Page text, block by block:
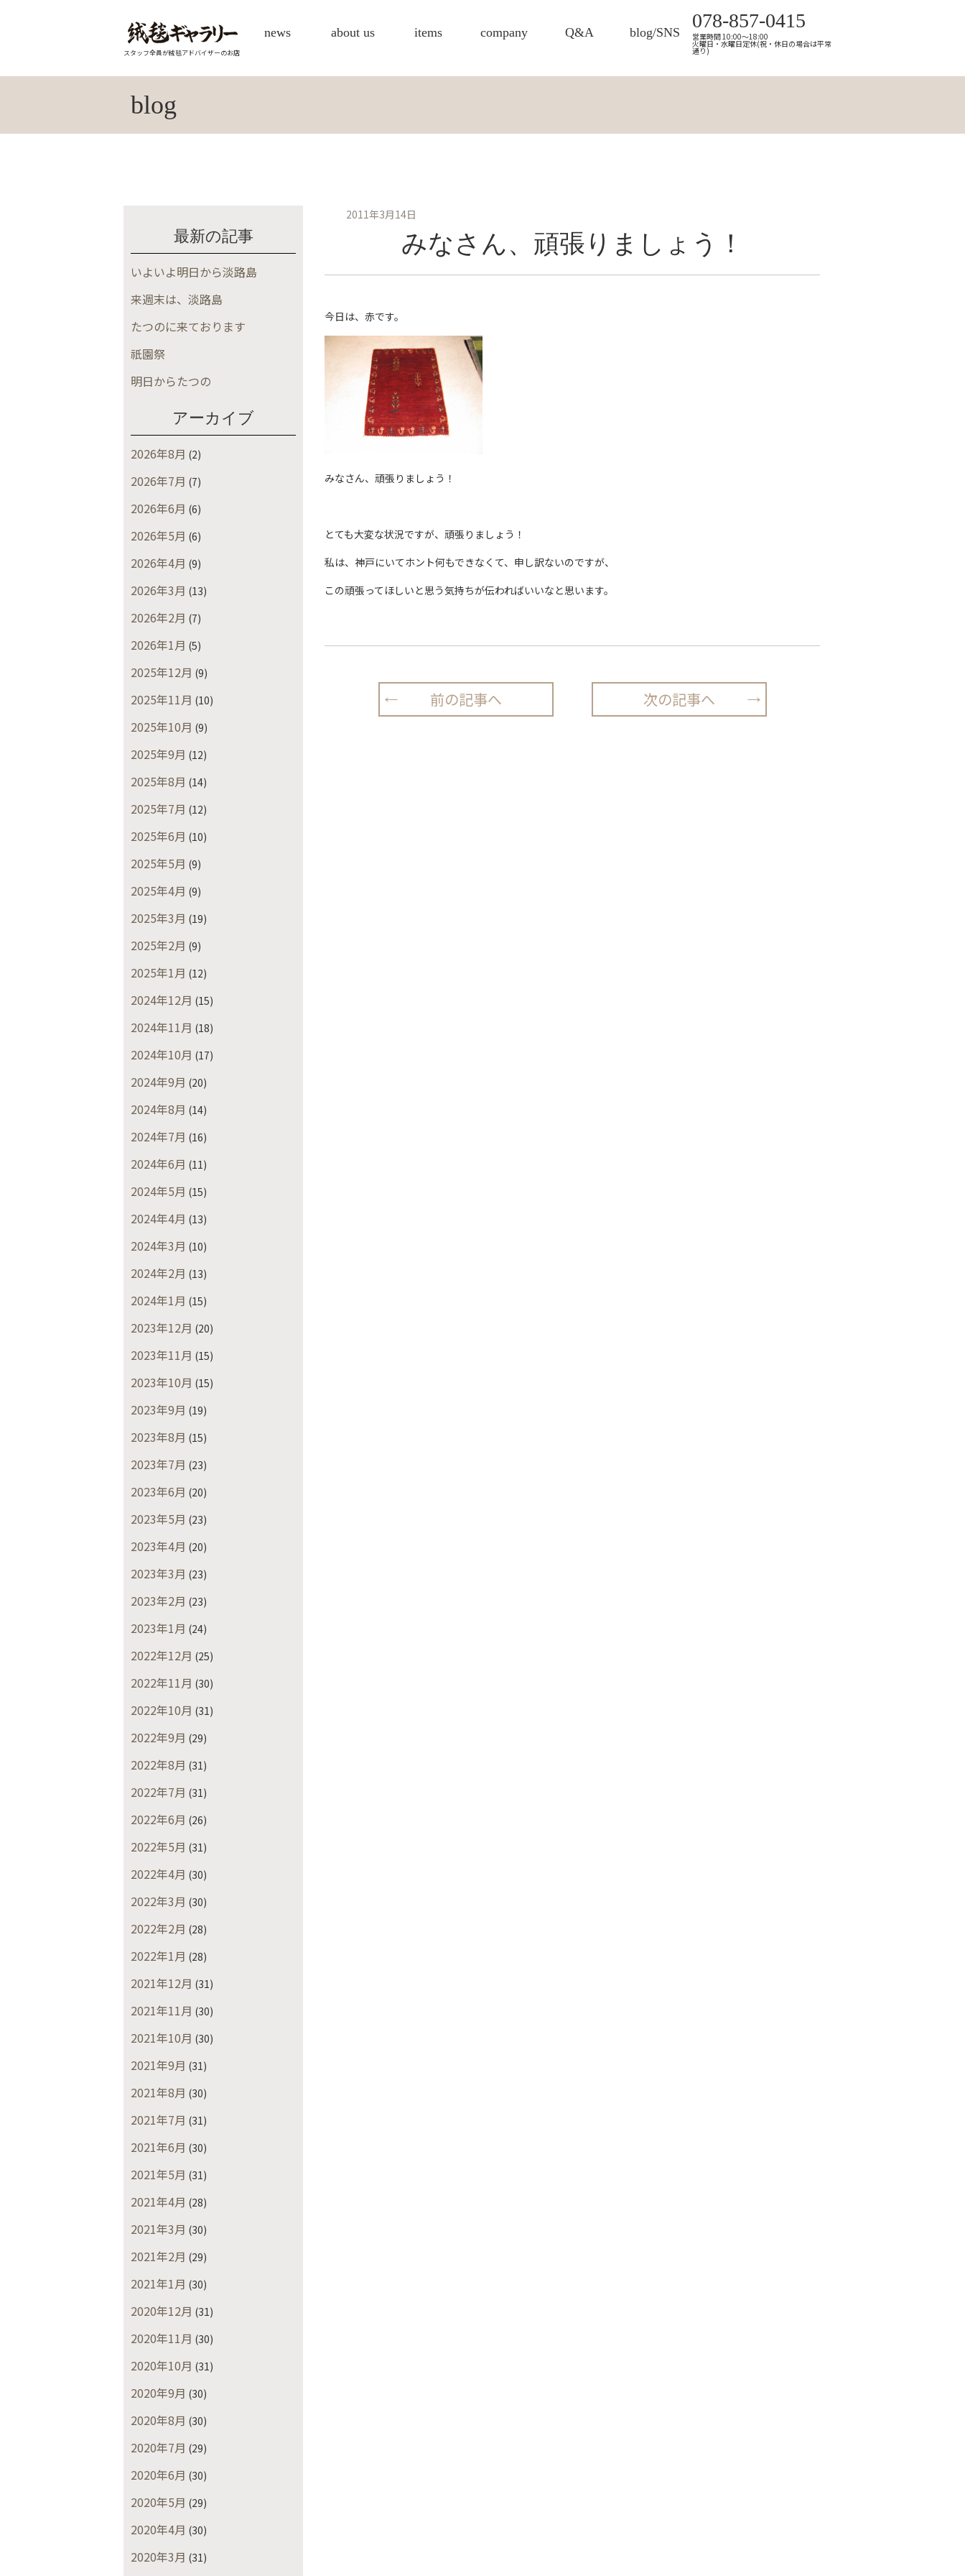
スタッフ全員が絨毯アドバイザーのお店
news about us items company Q&A blog/SNS
078-857-0415
営業時間 10:00～18:00
火曜日・水曜日定休(祝・休日の場合は平常
通り)
blog
最新の記事
いよいよ明日から淡路島
来週末は、淡路島
たつのに来ております
祇園祭
明日からたつの
アーカイブ
2026年8月 (2)
2026年7月 (7)
2026年6月 (6)
2026年5月 (6)
2026年4月 (9)
2026年3月 (13)
2026年2月 (7)
2026年1月 (5)
2025年12月 (9)
2025年11月 (10)
2025年10月 (9)
2025年9月 (12)
2025年8月 (14)
2025年7月 (12)
2025年6月 (10)
2025年5月 (9)
2025年4月 (9)
2025年3月 (19)
2025年2月 (9)
2025年1月 (12)
2024年12月 (15)
2024年11月 (18)
2024年10月 (17)
2024年9月 (20)
2024年8月 (14)
2024年7月 (16)
2024年6月 (11)
2024年5月 (15)
2024年4月 (13)
2024年3月 (10)
2024年2月 (13)
2024年1月 (15)
2023年12月 (20)
2023年11月 (15)
2023年10月 (15)
2023年9月 (19)
2023年8月 (15)
2023年7月 (23)
2023年6月 (20)
2023年5月 (23)
2023年4月 (20)
2023年3月 (23)
2023年2月 (23)
2023年1月 (24)
2022年12月 (25)
2022年11月 (30)
2022年10月 (31)
2022年9月 (29)
2022年8月 (31)
2022年7月 (31)
2022年6月 (26)
2022年5月 (31)
2022年4月 (30)
2022年3月 (30)
2022年2月 (28)
2022年1月 (28)
2021年12月 (31)
2021年11月 (30)
2021年10月 (30)
2021年9月 (31)
2021年8月 (30)
2021年7月 (31)
2021年6月 (30)
2021年5月 (31)
2021年4月 (28)
2021年3月 (30)
2021年2月 (29)
2021年1月 (30)
2020年12月 (31)
2020年11月 (30)
2020年10月 (31)
2020年9月 (30)
2020年8月 (30)
2020年7月 (29)
2020年6月 (30)
2020年5月 (29)
2020年4月 (30)
2020年3月 (31)
2011年3月14日
みなさん、頑張りましょう！
今日は、赤です。
みなさん、頑張りましょう！
とても大変な状況ですが、頑張りましょう！
私は、神戸にいてホント何もできなくて、申し訳ないのですが、
この頑張ってほしいと思う気持ちが伝わればいいなと思います。
前の記事へ 次の記事へ